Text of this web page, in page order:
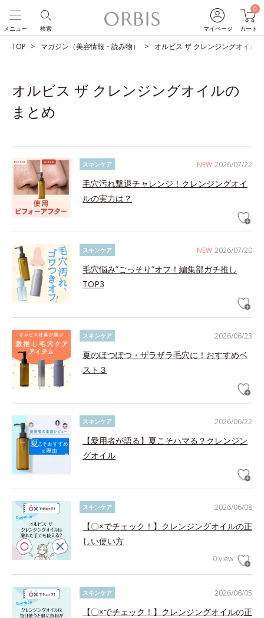
マイページ
0
カート
検索
メニュー
TOP マガジン（美容情報・読み物） オルビス ザ クレンジングオイル
オルビス ザ クレンジングオイルの
まとめ
NEW 2026/07/22
スキンケア
毛穴汚れ撃退チャレンジ！クレンジングオイ
ルの実力は？
NEW 2026/07/20
スキンケア
毛穴悩み”ごっそり”オフ！編集部ガチ推し
TOP3
2026/06/23
スキンケア
夏のぽつぽつ・ザラザラ毛穴に！おすすめベ
スト３
2026/06/22
スキンケア
【愛用者が語る】夏こそハマる？クレンジン
グオイル
2026/06/08
スキンケア
【〇×でチェック！】クレンジングオイルの正
しい使い方
0 view
2026/06/05
スキンケア
【〇×でチェック！】クレンジングオイルの正